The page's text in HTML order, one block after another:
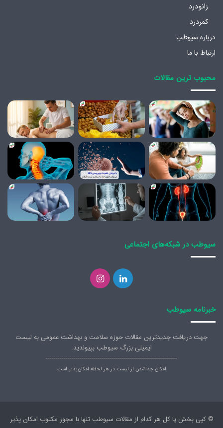
زانودرد
کمردرد
درباره سیوطب
ارتباط با ما
محبوب ترین مقالات
سیوطب در شبکه‌های اجتماعی
لینکدیناینستاگرام
خبرنامه سیوطب
جهت دریافت جدیدترین مقالات حوزه سلامت و بهداشت عمومی به لیست
ایمیلی بزرگ سیوطب بپیوندید.
------------------------------------------------------------------
امکان جداشدن از لیست در هر لحظه امکان‌پذیر است
© کپی بخش یا کل هر کدام از مقالات سیوطب تنها با مجوز مکتوب امکان پذیر